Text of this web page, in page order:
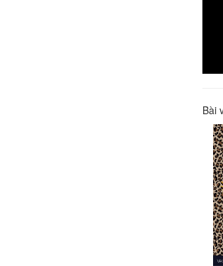
Bài